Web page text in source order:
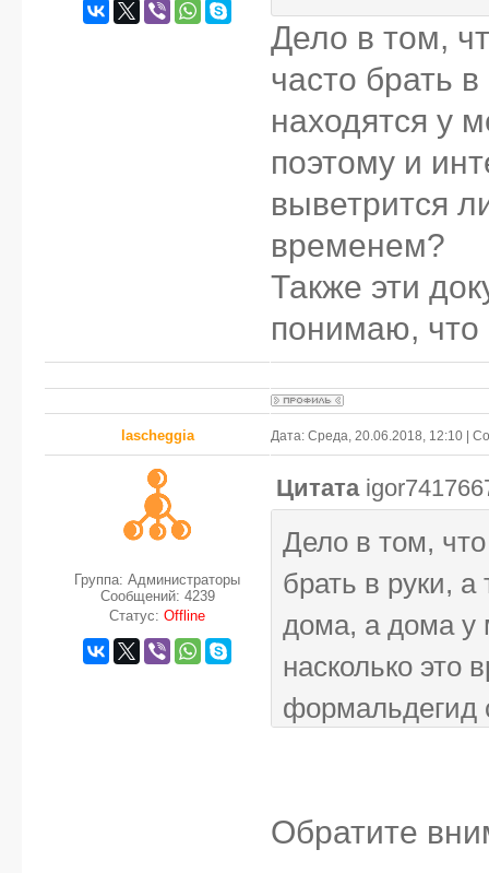
Дело в том,
часто брать
находятся у
поэтому и
выветрится
временем?
Также эти
понимаю, что
lascheggia Дата: Среда, 20.06.2018, 12:10 |
Группа: Администраторы
Сообщений: 4239
Статус: Offline
Цитата
Дело в том,
брать в руки,
дома, а дома у
насколько это
формальдегид
Обратите